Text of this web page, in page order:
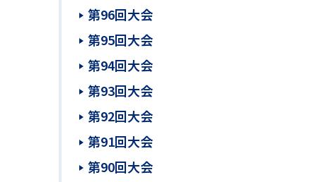
第96回大会
第95回大会
第94回大会
第93回大会
第92回大会
第91回大会
第90回大会